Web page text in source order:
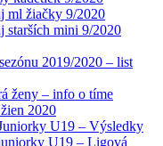
ml žiačky 9/2020
starších mini 9/2020
2019/2020 – list
ženy – info o tíme
2020
U19 – Výsledky
U19 – Ligová